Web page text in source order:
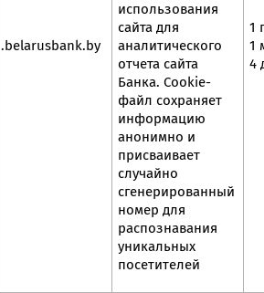
.belarusbank.by
использования
сайта для
аналитического
отчета сайта
Банка. Cookie-
файл сохраняет
информацию
анонимно и
присваивает
случайно
сгенерированный
номер для
распознавания
уникальных
посетителей
1
1
4